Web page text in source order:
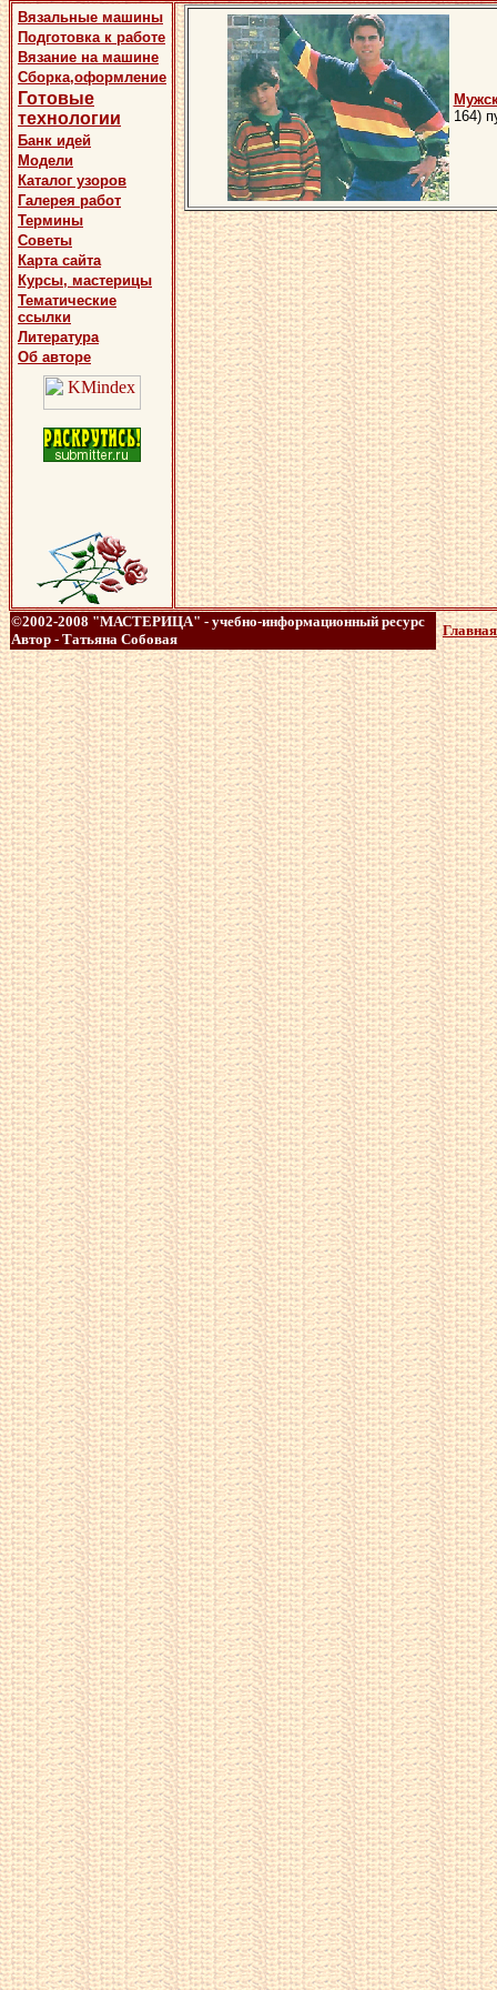
Вязальные машины
Подготовка к работе
Вязание на машине
Сборка,оформление
Готовые
технологии
Банк идей
Модели
Каталог узоров
Галерея работ
Термины
Советы
Карта сайта
Курсы, мастерицы
Тематические
ссылки
Литература
Об авторе
164)
©2002-2008 "МАСТЕРИЦА" - учебно-информационный ресурс
Автор - Татьяна Собовая